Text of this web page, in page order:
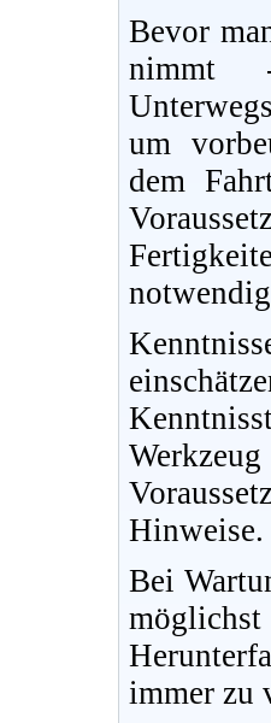
Bevor
um
dem
Hinweise.
Bei
immer zu